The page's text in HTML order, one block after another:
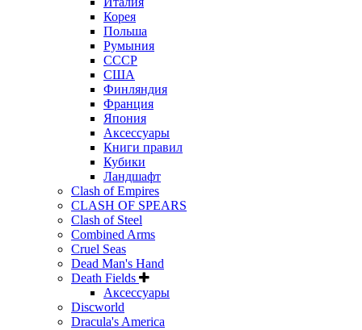
Корея
Польша
Румыния
СССР
США
Финляндия
Франция
Япония
Аксессуары
Книги правил
Кубики
Ландшафт
Clash of Empires
CLASH OF SPEARS
Clash of Steel
Combined Arms
Cruel Seas
Dead Man's Hand
Death Fields
Аксессуары
Discworld
Dracula's America